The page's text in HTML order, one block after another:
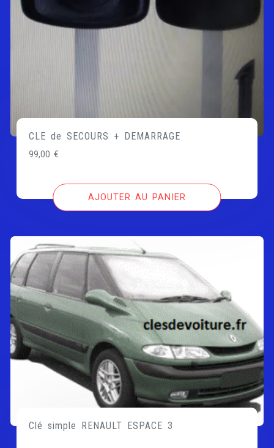
CLE de SECOURS + DEMARRAGE
99,00€
AJOUTER AU PANIER
Clé simple RENAULT ESPACE 3